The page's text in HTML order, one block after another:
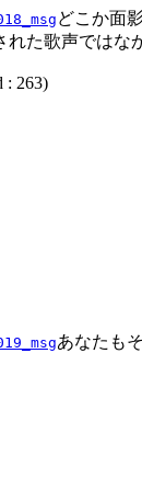
どこか面
れた歌声ではな
: 263)
あなたも